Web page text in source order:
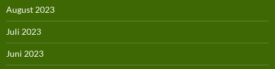
August 2023
Juli 2023
Juni 2023